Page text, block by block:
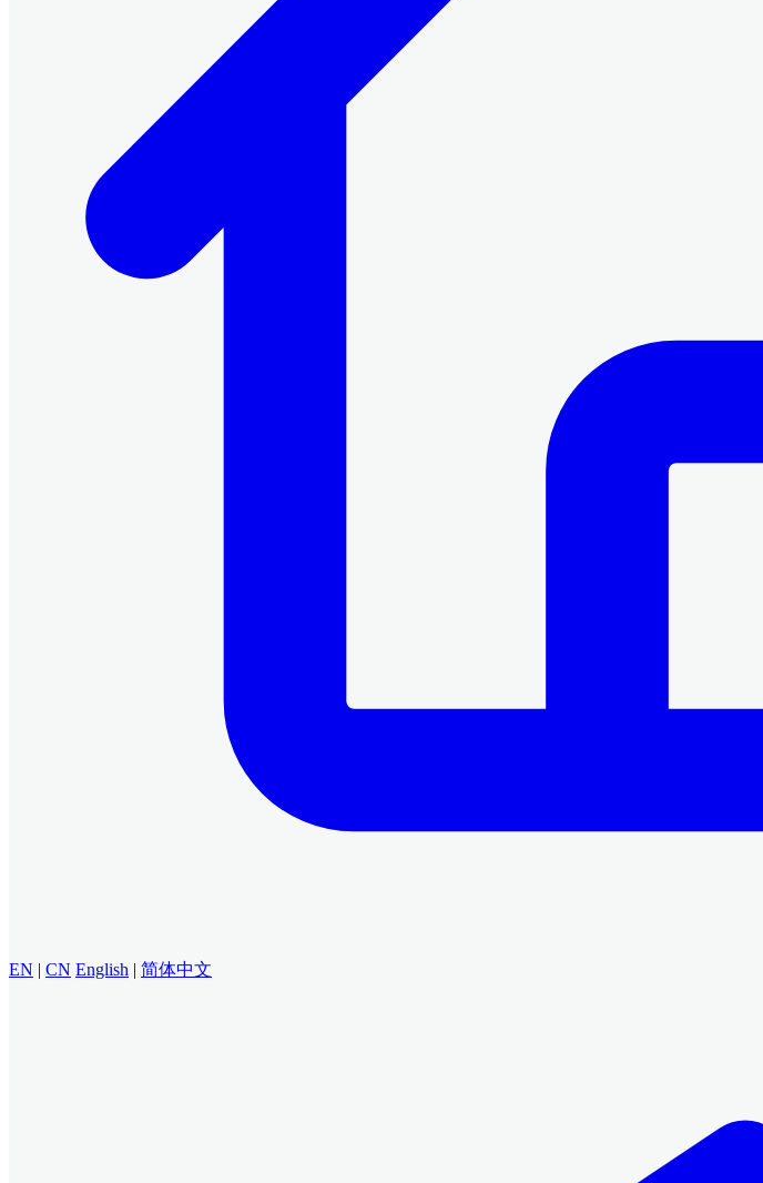
EN | CN English | 简体中文